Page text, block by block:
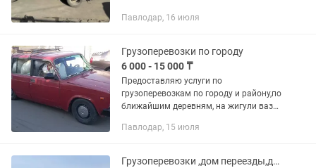
Павлодар, 16 июля
Грузоперевозки по городу
6 000 - 15 000 ₸
Предоставляю услуги по
грузоперевозкам по городу и району,по
ближайшим деревням, на жигули ваз
крыше,влазиют трубы
метров включительно,цена...
Павлодар, 15 июля
Грузоперевозки ,дом переезды,дачи ,город межгород, 6 метровый груз и тп.